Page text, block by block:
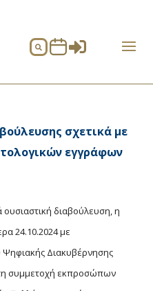
 
σχετικά με
εγγράφων
διαβούλευση, η
24.10.2024 με
Διακυβέρνησης
συμμετοχή εκπροσώπων